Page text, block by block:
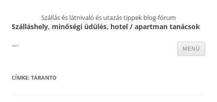
Szállás és látnivaló és utazás tippek blog-fórum
Szálláshely, minőségi üdülés, hotel / apartman tanácsok
MENÜ
---
CÍMKE: TARANTO